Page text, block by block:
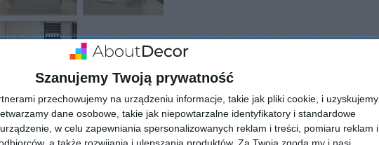
Szanujemy Twoją prywatność
przechowujemy na urządzeniu informacje, takie jak pliki cookie, i uzyskujemy
dane osobowe, takie jak niepowtarzalne identyfikatory i standardowe
w celu zapewniania spersonalizowanych reklam i treści, pomiaru reklam i
a także rozwijania i ulepszania produktów. Za Twoją zgodą my i nasi